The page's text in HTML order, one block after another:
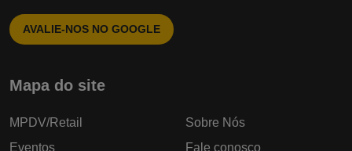
AVALIE-NOS NO GOOGLE
Mapa do site
MPDV/Retail
Eventos
Sobre Nós
Fale conosco